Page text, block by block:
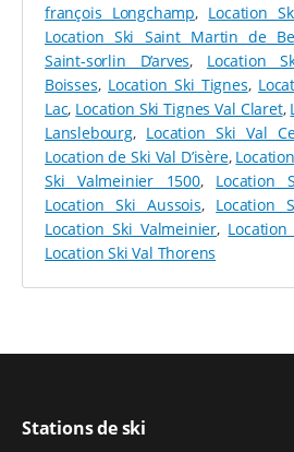
Pour vos balades et randonnées
donnons rendez-vous
de location inclutdes luges, des
ainsi que desraquettes à neige,
famille puisse profiter des
L’ÉQUIPE SPORT 2000 À
TRACQ SPORTS
Notre magasin de ski ne se
stade de biathlon(5 minutes à
propose plusieurs services pour
françois Longchamp, Location
Location Ski Saint Martin de
Saint-sorlin D’arves, Location
Boisses, Location Ski Tignes,
Lac, Location Ski Tignes Val Claret,
Lanslebourg, Location Ski Val
Location de Ski Val D’isère,
Ski Valmeinier 1500, Location
Location Ski Aussois, Location
Location Ski Valmeinier,
Location Ski Val Thorens
Stations de ski